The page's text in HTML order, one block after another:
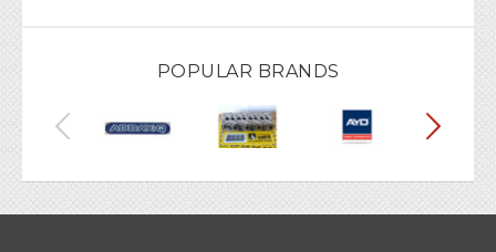
POPULAR BRANDS